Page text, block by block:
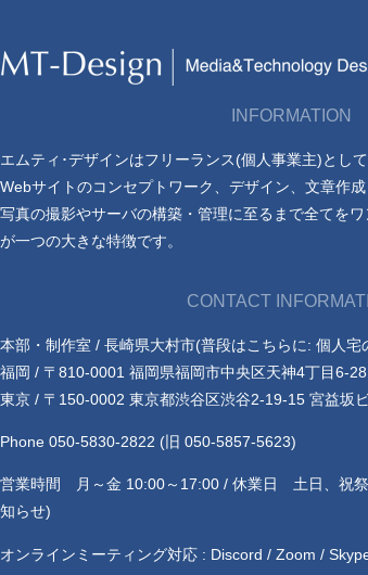
INFORMATION
エムティ･デザインはフリーランス(個人事業主)とし
Webサイトのコンセプトワーク、デザイン、文章作成
写真の撮影やサーバの構築・管理に至るまで全てを
が一つの大きな特徴です。
CONTACT
本部・制作室 / 長崎県大村市(普段はこちらに: 個人宅
福岡 / 〒810-0001 福岡県福岡市中央区天神4丁目6-
東京 / 〒150-0002 東京都渋谷区渋谷2-19-15 宮益坂
Phone 050-5830-2822 (旧 050-5857-5623)
営業時間 月～金 10:00～17:00 / 休業日 土日、祝祭
知らせ)
オンラインミーティング対応 : Discord / Zoom /